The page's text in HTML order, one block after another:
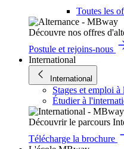
Toutes les
Découvre nos offres
Postule et rejoins-nous
International
International
Stages et emploi à
Étudier à
Découvrir le parcours
Télécharge la brochure